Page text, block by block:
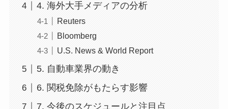
4. 海外大手メディアの分析
Reuters
Bloomberg
U.S. News & World Report
5. 自動車業界の動き
6. 関税免除がもたらす影響
7. 今後のスケジュールと注目点